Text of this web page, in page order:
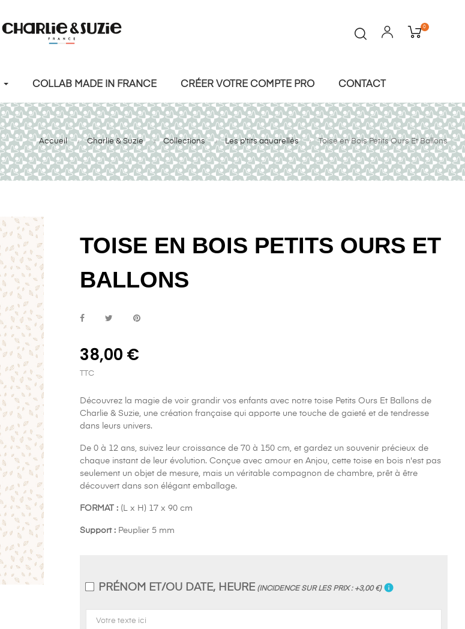
0
COLLAB MADE IN FRANCE CRÉER VOTRE COMPTE PRO CONTACT
Accueil Charlie & Suzie Collections Les p'tits aquarellés Toise en Bois Petits Ours Et Ballons
TOISE EN BOIS PETITS OURS ET
BALLONS
38,00 €
TTC
Découvrez la magie de voir grandir vos enfants avec notre toise Petits Ours Et Ballons de
Charlie & Suzie, une création française qui apporte une touche de gaieté et de tendresse
dans leurs univers.
De 0 à 12 ans, suivez leur croissance de 70 à 150 cm, et gardez un souvenir précieux de
chaque instant de leur évolution. Conçue avec amour en Anjou, cette toise en bois n'est pas
seulement un objet de mesure, mais un véritable compagnon de chambre, prêt à être
découvert dans son élégant emballage.
FORMAT : (L x H) 17 x 90 cm
Support : Peuplier 5 mm
PRÉNOM ET/OU DATE, HEURE (INCIDENCE SUR LES PRIX : +3,00 €) info